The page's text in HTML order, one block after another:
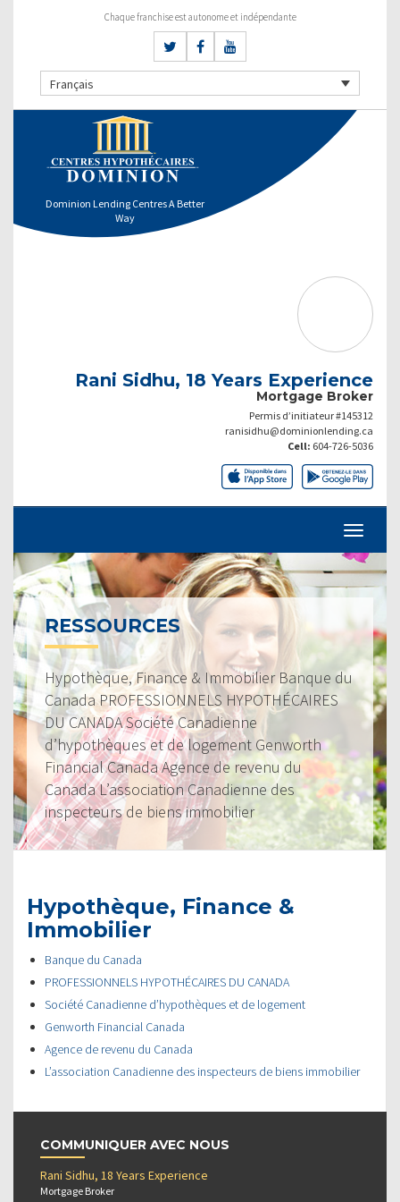
Chaque franchise est autonome et indépendante
Français
Dominion Lending Centres A Better
Way
Rani Sidhu, 18 Years Experience
Mortgage Broker
Permis d’initiateur #145312
ranisidhu@dominionlending.ca
Cell: 604-726-5036
RESSOURCES
Hypothèque, Finance & Immobilier Banque du
Canada PROFESSIONNELS HYPOTHÉCAIRES
DU CANADA Société Canadienne
d’hypothèques et de logement Genworth
Financial Canada Agence de revenu du
Canada L’association Canadienne des
inspecteurs de biens immobilier
Hypothèque, Finance &
Immobilier
Banque du Canada
PROFESSIONNELS HYPOTHÉCAIRES DU CANADA
Société Canadienne d’hypothèques et de logement
Genworth Financial Canada
Agence de revenu du Canada
L’association Canadienne des inspecteurs de biens immobilier
COMMUNIQUER AVEC NOUS
Rani Sidhu, 18 Years Experience
Mortgage Broker